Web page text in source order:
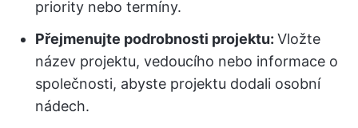
priority nebo termíny.
Přejmenujte podrobnosti projektu: Vložte
název projektu, vedoucího nebo informace o
společnosti, abyste projektu dodali osobní
nádech.